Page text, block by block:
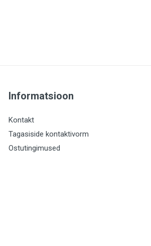
Informatsioon
Kontakt
Tagasiside kontaktivorm
Ostutingimused